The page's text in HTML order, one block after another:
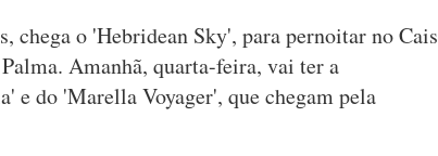
chega o 'Hebridean Sky', para pernoitar no Cais
Amanhã, quarta-feira, vai ter a
e do 'Marella Voyager', que chegam pela